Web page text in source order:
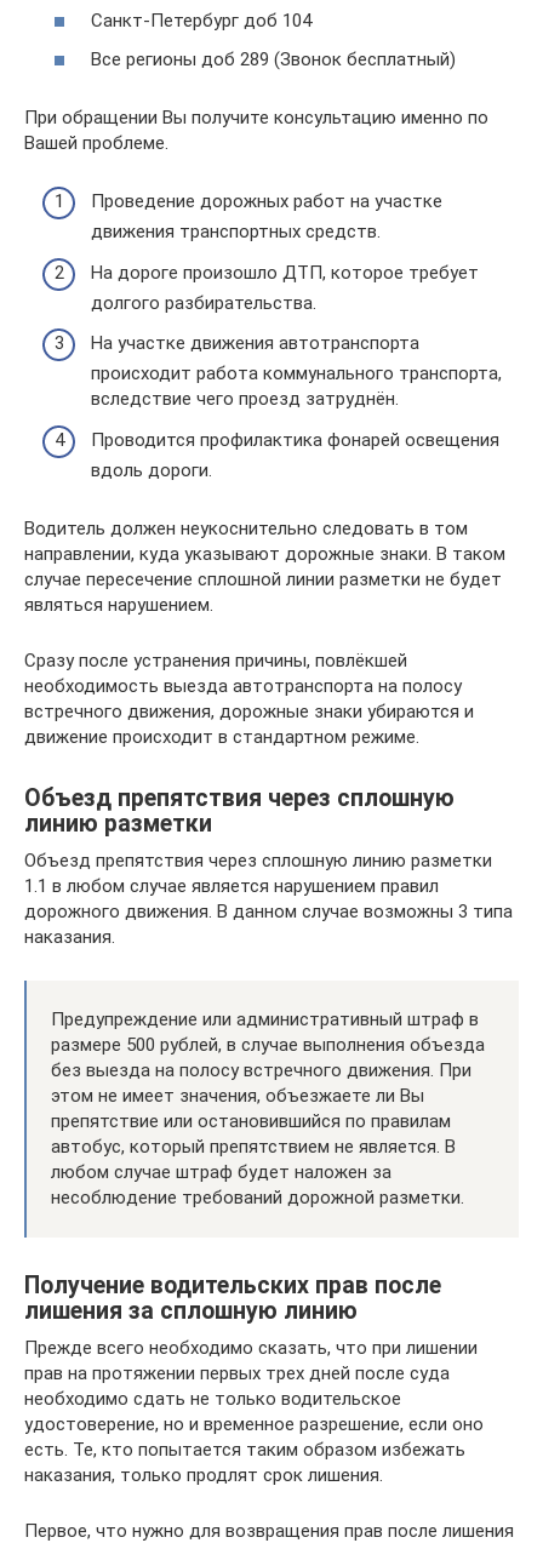
Санкт-Петербург доб 104
Все регионы доб 289 (Звонок бесплатный)
При обращении Вы получите консультацию именно по
Вашей проблеме.
Проведение дорожных работ на участке
движения транспортных средств.
На дороге произошло ДТП, которое требует
долгого разбирательства.
На участке движения автотранспорта
происходит работа коммунального транспорта,
вследствие чего проезд затруднён.
Проводится профилактика фонарей освещения
вдоль дороги.
Водитель должен неукоснительно следовать в том
направлении, куда указывают дорожные знаки. В таком
случае пересечение сплошной линии разметки не будет
являться нарушением.
Сразу после устранения причины, повлёкшей
необходимость выезда автотранспорта на полосу
встречного движения, дорожные знаки убираются и
движение происходит в стандартном режиме.
Объезд препятствия через сплошную
линию разметки
Объезд препятствия через сплошную линию разметки
1.1 в любом случае является нарушением правил
дорожного движения. В данном случае возможны 3 типа
наказания.
Предупреждение или административный штраф в
размере 500 рублей, в случае выполнения объезда
без выезда на полосу встречного движения. При
этом не имеет значения, объезжаете ли Вы
препятствие или остановившийся по правилам
автобус, который препятствием не является. В
любом случае штраф будет наложен за
несоблюдение требований дорожной разметки.
Получение водительских прав после
лишения за сплошную линию
Прежде всего необходимо сказать, что при лишении
прав на протяжении первых трех дней после суда
необходимо сдать не только водительское
удостоверение, но и временное разрешение, если оно
есть. Те, кто попытается таким образом избежать
наказания, только продлят срок лишения.
Первое, что нужно для возвращения прав после лишения